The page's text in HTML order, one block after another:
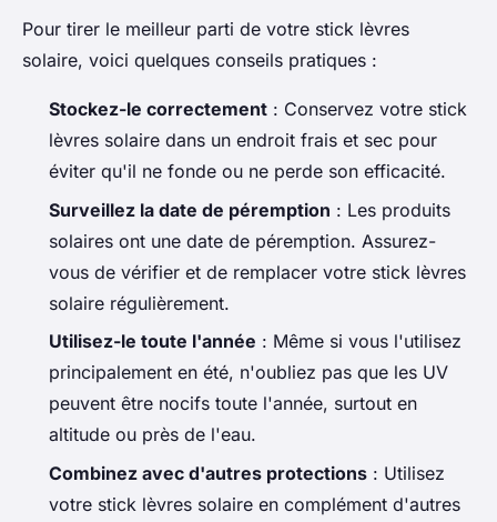
Pour tirer le meilleur parti de votre stick lèvres
solaire, voici quelques conseils pratiques :
Stockez-le correctement : Conservez votre stick
lèvres solaire dans un endroit frais et sec pour
éviter qu'il ne fonde ou ne perde son efficacité.
Surveillez la date de péremption : Les produits
solaires ont une date de péremption. Assurez-
vous de vérifier et de remplacer votre stick lèvres
solaire régulièrement.
Utilisez-le toute l'année : Même si vous l'utilisez
principalement en été, n'oubliez pas que les UV
peuvent être nocifs toute l'année, surtout en
altitude ou près de l'eau.
Combinez avec d'autres protections : Utilisez
votre stick lèvres solaire en complément d'autres